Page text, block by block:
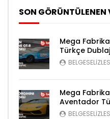
SON GÖRÜNTÜLENEN
Mega
Türkçe
Mega
Aventador